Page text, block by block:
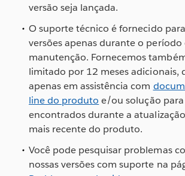
versão seja lançada.
O suporte técnico é fornecido
versões apenas durante o período
manutenção. Fornecemos
limitado por 12 meses adicionais,
apenas em assistência com
line do produto e/ou solução
encontrados durante a
mais recente do produto.
Você pode pesquisar problemas
nossas versões com suporte na